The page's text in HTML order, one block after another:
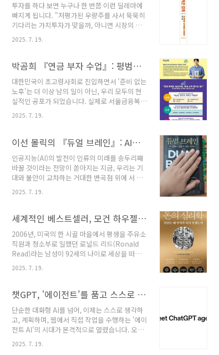
했으며, 그의 이러한 노력은 오늘날 거의 모든 트
레이딩 플랫폼에 기본적으로 탑재된 핵심 지표들
의 탄생으로 이어졌습니다 . 이 책은 특정 종목을
예측하는 비법을 담은 것이 아니라, 시장의 움직
스팅에서는 『New Con..
투자를 하다 보면 누구나 한 번쯤 이런 딜레마에
빠지게 됩니다. "저평가된 우량주를 사서 묵묵히
기다리는 가치투자가 맞을까, 아니면 시장의 흐
름을 타고 오르는 종목에 빠르게 올라타는 추세
추종 매매가 정답일까?" 서점에는 워런 버핏과
는 두 가지 상반된 철학을 신봉하는 전문가들의
략이 있음에도 불구하고, 왜 대다수의 개인 투자
자들은 여전히 시장에서 꾸준한 수익을 내지 못
하고 실패의 쓴맛을 보는 것일까요?이번 시간에
는 바로 이 근본적인 질문에 대한 하나의 답을 제
의 핵심 내용을 극도로 상세하게 파헤쳐 보고자
합니다. 이 ..
2025. 7. 19.
박곰희 『연금 부자 수업』: 평범한 직장인을 위한 노후 설계 심층 분석 보고서
대한민국이 초고령사회로 진입하면서 '준비 없는
노후'는 더 이상 남의 일이 아닌, 우리 모두의 현
실적인 공포가 되었습니다. 실제로 서울금융복지
상담센터의 분석에 따르면 개인파산 신청자의
86%가 50대 이상 중장년층이며, 통계청 자료는
보여줍니다 . 이러한 절망적인 현실 속에서, 81만
구독자를 보유한 금융 유튜버이자 전직 증권사
PB 출신인 박곰희는 그의 신작 『박곰희 연금 부
자 수업』을 통해 '연금 투자야말로 평범한 사람
들이 부자가 되는 가장 확실한 방법'이라는 명확
하고도 희망적인 해법을 제시합니다 . 이 책은 복
검증된 투자 원칙을 꾸준히 실행하는 것만으로
2025. 7. 19.
이선 몰릭의 『듀얼 브레인』: AI와 인간의 공존, '공동지능' 시대의 서막
인공지능(AI)의 발전이 인류의 미래를 송두리째
바꿀 것이라는 전망이 쏟아지는 지금, 우리는 기
대와 불안이 교차하는 거대한 변곡점 위에 서 있
끌 것이라는 장밋빛 전망을 내놓는 반면, 다른 한
종말론적 비관론이 고개를 듭니다 . 이러한 혼돈
속에서 우리는 무엇을 준비하고 어떻게 행동해야
할까요? 바로 이 근본적인 질문에 대해 와튼 스쿨
의 혁신 및 기업가 정신 교수이자, ⟨타임⟩이 선정
한 'AI 분야 가장 영향력 있는 인물'인 이선 몰릭
(Ethan Mollick)은 그의 저서 『듀얼 브레인(원
시합니..
2025. 7. 19.
세계적인 베스트셀러, 모건 하우젤의 '돈의 심리학' - 부의 연금술은 지식이 아닌 행동에 숨겨져 있다
2006년, 미국의 한 시골 마을에서 평생을 주유소
직원과 청소부로 일했던 로널드 리드(Ronald
Read)라는 남성이 92세의 나이로 세상을 떠났
곧 전 세계를 놀라게 했습니다. 그가 남긴 유산이
대부분을 지역 병원과 도서관에 기부했기 때문입
니다. 그는 특별한 투자 비법도, 월등한 지능도 없
었습니다. 그저 수십 년간 우량주에 꾸준히 투자
하고, 검소하게 생활하며, 복리의 마법이 작동할
시간을 충분히 주었을 뿐입니다.같은 시기, 하버
드 MBA를 졸업하고 메릴린치에서 고위 임원으
2025. 7. 19.
챗GPT, '에이전트'를 품고 스스로 행동하는 AI 시대를 열다
단순한 대화형 AI를 넘어, 이제는 스스로 생각하
고, 계획하며, 웹에서 직접 작업을 수행하는 '에이
전트 AI'의 시대가 본격적으로 열렸습니다. 오픈
AI가 새롭게 선보인 '챗GPT 에이전트
(ChatGPT Agent)'는 사용자를 대신하여 복잡
2025. 7. 19.